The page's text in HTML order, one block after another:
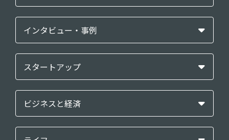
インタビュー・事例
スタートアップ
ビジネスと経済